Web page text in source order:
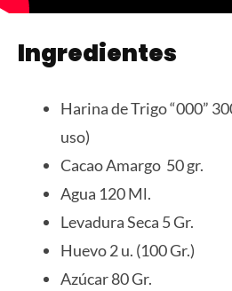
Ingredientes
Harina de Trigo “000”
uso)
Cacao Amargo 50 gr.
Agua 120 Ml.
Levadura Seca 5 Gr.
Huevo 2 u. (100 Gr.)
Azúcar 80 Gr.